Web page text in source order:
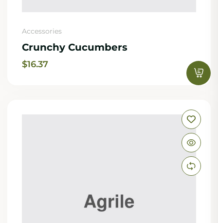
Accessories
Crunchy Cucumbers
$16.37